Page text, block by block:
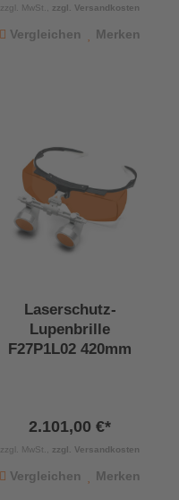
zzgl. MwSt., zzgl. Versandkosten
Vergleichen Merken
Laserschutz-
Lupenbrille
F27P1L02 420mm
2.101,00 €*
zzgl. MwSt., zzgl. Versandkosten
Vergleichen Merken